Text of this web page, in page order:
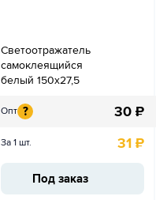
Светоотражатель
самоклеящийся
белый 150х27,5
Опт ? 30 ₽
За 1 шт. 31 ₽
Под заказ